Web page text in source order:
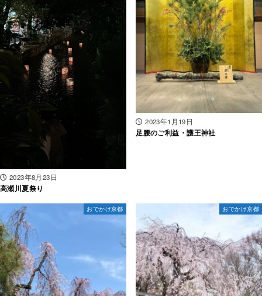
2023年8月23日
高瀬川夏祭り
2023年1月19日
足腰のご利益・護王神社
おでかけ京都 おでかけ京都